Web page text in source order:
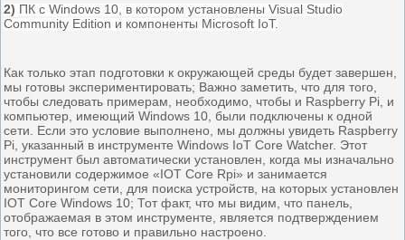
2) ПК с Windows 10, в котором установлены Visual Studio
Community Edition и компоненты Microsoft IoT.
Как только этап подготовки к окружающей среды будет завершен,
мы готовы экспериментировать; Важно заметить, что для того,
чтобы следовать примерам, необходимо, чтобы и Raspberry Pi, и
компьютер, имеющий Windows 10, были подключены к одной
сети. Если это условие выполнено, мы должны увидеть Raspberry
Pi, указанный в инструменте Windows IoT Core Watcher. Этот
инструмент был автоматически установлен, когда мы изначально
установили содержимое «IOT Core Rpi» и занимается
мониторингом сети, для поиска устройств, на которых установлен
IOT Core Windows 10; Тот факт, что мы видим, что панель,
отображаемая в этом инструменте, является подтверждением
того, что все готово и правильно настроено.